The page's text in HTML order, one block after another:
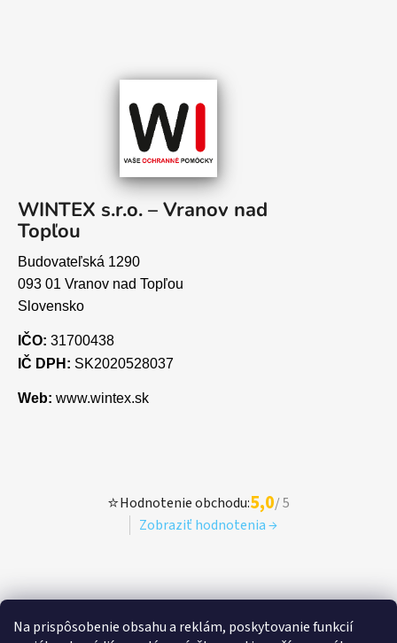
Na prispôsobenie obsahu a reklám, poskytovanie funkcií
WINTEX s.r.o. – Vranov nad
Topľou
Budovateľská 1290
093 01 Vranov nad Topľou
Slovensko
IČO: 31700438
IČ DPH: SK2020528037
Web: www.wintex.sk
⭐Hodnotenie obchodu:5,0/ 5
Zobraziť hodnotenia →